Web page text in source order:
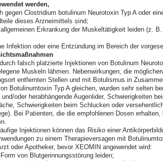
werden,
gegen Clostridium botulinum Neurotoxin Typ A oder
dieses Arzneimittels sind;
Erkrankung der Muskeltätigkeit leiden (z.
Infektion oder eine Entzündung im Bereich der
falsch platzierte Injektionen von Botulinum
Muskeln lähmen. Nebenwirkungen, die
entfernten Stellen und mit Botulismus in
Botulinumtoxin Typ A gleichen, wurden sehr selten
oder herabhängende Augenlider, Schwierigkeiten
Schwierigkeiten beim Schlucken oder
Bei Patienten, die die empfohlenen Dosen
Injektionen können das Risiko einer
zu einem Therapieversagen mit
oder Apotheker, bevor XEOMIN angewendet wird:
von Blutgerinnungsstörung leiden;